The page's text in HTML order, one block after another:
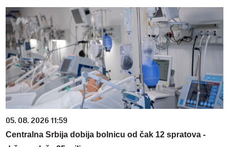
05. 08. 2026 11:59
Centralna Srbija dobija bolnicu od čak 12 spratova -